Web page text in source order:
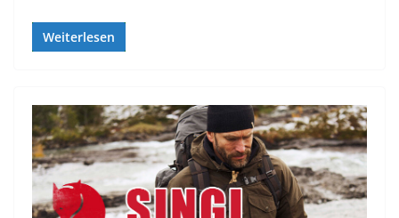
Weiterlesen